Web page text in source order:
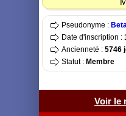
Pseudonyme :
Date d'inscription :
Ancienneté : 5746
Statut : Membre
Voir le